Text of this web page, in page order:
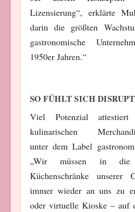
Lizensierung“, erklärte
darin die größten
gastronomische
1950er Jahren.“
SO FÜHLT SICH
Viel Potenzial
kulinarischen
unter dem Label
„Wir müssen in
Küchenschränke unserer
immer wieder an uns zu
oder virtuelle Kioske – auf